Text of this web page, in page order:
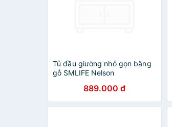
Tủ đầu giường nhỏ gọn bằng
gỗ SMLIFE Nelson
889.000 đ